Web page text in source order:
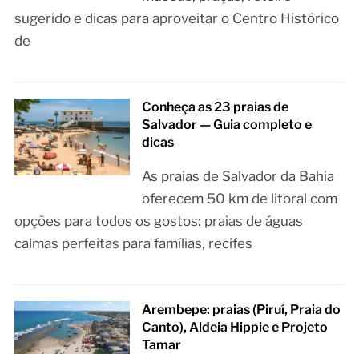
sugerido e dicas para aproveitar o Centro Histórico
de
Conheça as 23 praias de
Salvador — Guia completo e
dicas
As praias de Salvador da Bahia
oferecem 50 km de litoral com
opções para todos os gostos: praias de águas
calmas perfeitas para famílias, recifes
Arembepe: praias (Piruí, Praia do
Canto), Aldeia Hippie e Projeto
Tamar